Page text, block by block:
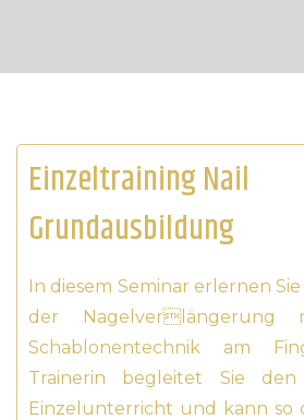
Einzeltraining Nail
Grundausbildung
In diesem Seminar erlernen
der
Schablonentechnik am
Trainerin begleitet Sie
Einzelunterricht und kann so